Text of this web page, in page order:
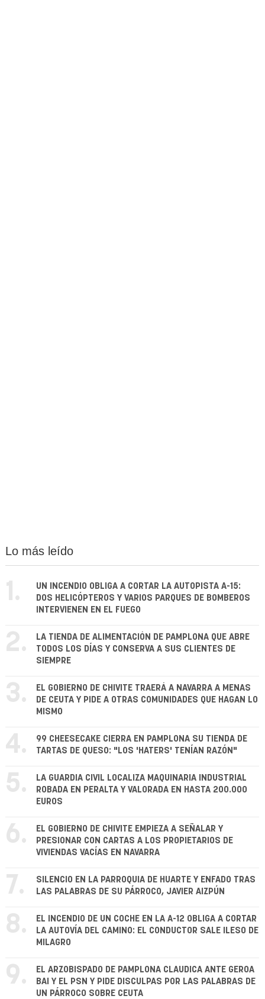
Lo más leído
1.
UN INCENDIO OBLIGA A CORTAR LA AUTOPISTA A-15:
DOS HELICÓPTEROS Y VARIOS PARQUES DE BOMBEROS
INTERVIENEN EN EL FUEGO
2.
LA TIENDA DE ALIMENTACIÓN DE PAMPLONA QUE ABRE
TODOS LOS DÍAS Y CONSERVA A SUS CLIENTES DE
SIEMPRE
3.
EL GOBIERNO DE CHIVITE TRAERÁ A NAVARRA A MENAS
DE CEUTA Y PIDE A OTRAS COMUNIDADES QUE HAGAN LO
MISMO
4.
99 CHEESECAKE CIERRA EN PAMPLONA SU TIENDA DE
TARTAS DE QUESO: "LOS 'HATERS' TENÍAN RAZÓN"
5.
LA GUARDIA CIVIL LOCALIZA MAQUINARIA INDUSTRIAL
ROBADA EN PERALTA Y VALORADA EN HASTA 200.000
EUROS
6.
EL GOBIERNO DE CHIVITE EMPIEZA A SEÑALAR Y
PRESIONAR CON CARTAS A LOS PROPIETARIOS DE
VIVIENDAS VACÍAS EN NAVARRA
7.
SILENCIO EN LA PARROQUIA DE HUARTE Y ENFADO TRAS
LAS PALABRAS DE SU PÁRROCO, JAVIER AIZPÚN
8.
EL INCENDIO DE UN COCHE EN LA A-12 OBLIGA A CORTAR
LA AUTOVÍA DEL CAMINO: EL CONDUCTOR SALE ILESO DE
MILAGRO
9.
EL ARZOBISPADO DE PAMPLONA CLAUDICA ANTE GEROA
BAI Y EL PSN Y PIDE DISCULPAS POR LAS PALABRAS DE
UN PÁRROCO SOBRE CEUTA